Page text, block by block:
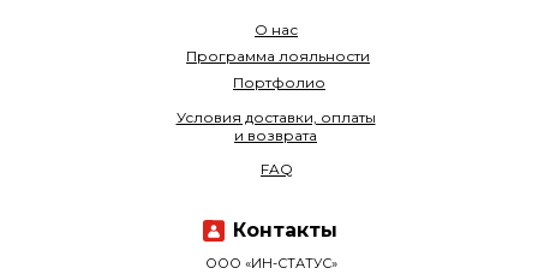
О нас
Программа лояльности
Портфолио
ООО «ИН-СТАТУС»
Условия доставки, оплаты
и возврата
FAQ
Контакты